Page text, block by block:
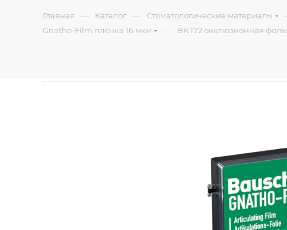
Главная — Каталог — Стоматологические материалы
Gnatho-Film пленка 16 мкм
— BK 172 окклюзионная